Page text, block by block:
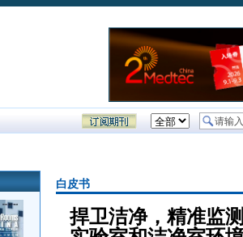
白皮书
捍卫洁净，精准监